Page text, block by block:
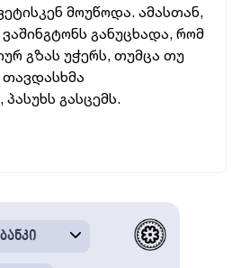
მოუწოდა. ამასთან,
განუცხადა, რომ
გზას უჭერს, თუმცა თუ
გასცემს.